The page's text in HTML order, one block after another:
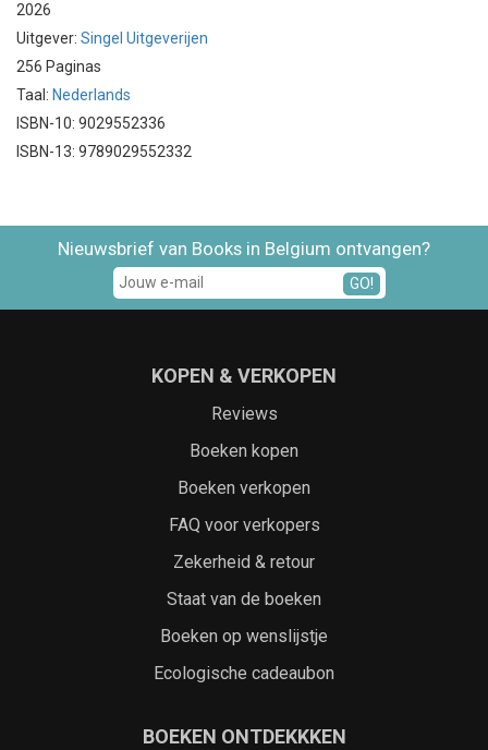
2026
Uitgever: Singel Uitgeverijen
256 Paginas
Taal: Nederlands
ISBN-10: 9029552336
ISBN-13: 9789029552332
Nieuwsbrief van Books in Belgium ontvangen?
GO!
KOPEN & VERKOPEN
Reviews
Boeken kopen
Boeken verkopen
FAQ voor verkopers
Zekerheid & retour
Staat van de boeken
Boeken op wenslijstje
Ecologische cadeaubon
BOEKEN ONTDEKKKEN